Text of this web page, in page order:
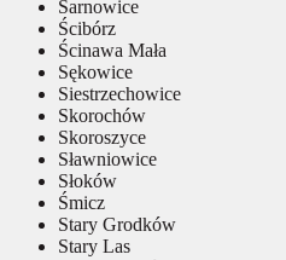
Sarnowice
Ścibórz
Ścinawa Mała
Sękowice
Siestrzechowice
Skorochów
Skoroszyce
Sławniowice
Słoków
Śmicz
Stary Grodków
Stary Las